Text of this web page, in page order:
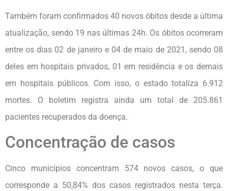
Também foram confirmados 40 novos óbitos desde a última
atualização, sendo 19 nas últimas 24h. Os óbitos ocorreram
entre os dias 02 de janeiro e 04 de maio de 2021, sendo 08
deles em hospitais privados, 01 em residência e os demais
em hospitais públicos. Com isso, o estado totaliza 6.912
mortes. O boletim registra ainda um total de 205.861
pacientes recuperados da doença.
Concentração de casos
Cinco municípios concentram 574 novos casos, o que
corresponde a 50,84% dos casos registrados nesta terça.